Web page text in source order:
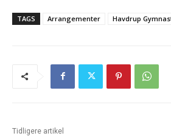
TAGS Arrangementer Havdrup
Tidligere artikel